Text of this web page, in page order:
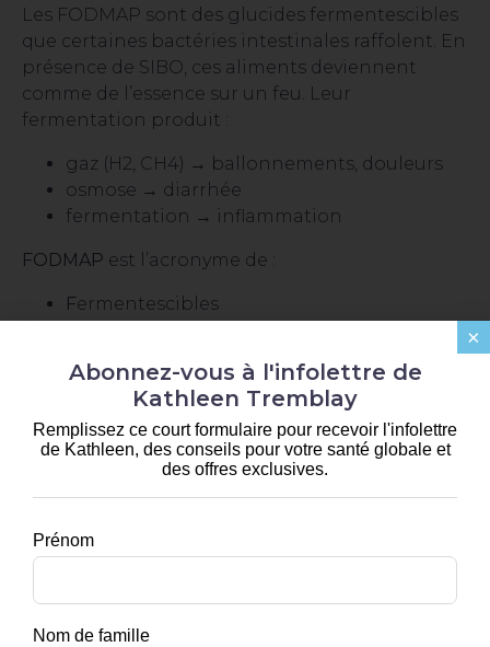
Les FODMAP sont des glucides fermentescibles
que certaines bactéries intestinales raffolent. En
présence de SIBO, ces aliments deviennent
comme de l’essence sur un feu. Leur
fermentation produit :
gaz (H2, CH4) → ballonnements, douleurs
osmose → diarrhée
fermentation → inflammation
FODMAP est l’acronyme de :
Fermentescibles
Monosaccharides : fructose (pommes, miel)
Polyols : sorbitol, mannitol, xylitol (fruits à
noyaux, édulcorants)
🍽️ FODMAP et
histamine : duo
explosif
×
Abonnez-vous à l'infolettre de
Kathleen Tremblay
Remplissez ce court formulaire pour recevoir l'infolettre
de Kathleen, des conseils pour votre santé globale et
des offres exclusives.
Prénom
Nom de famille